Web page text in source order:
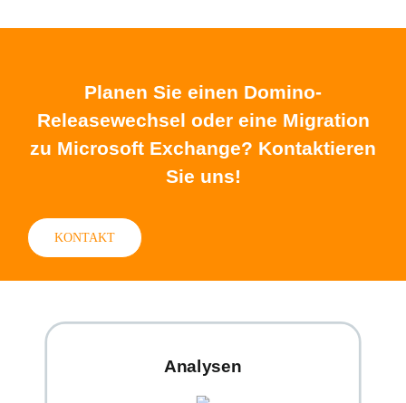
Planen Sie einen Domino-
Releasewechsel oder eine Migration
zu Microsoft Exchange? Kontaktieren
Sie uns!
KONTAKT
Analysen